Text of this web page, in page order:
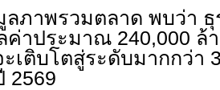
ลภาพรวมตลาด พบว่า
าประมาณ 240,000 ล้
เติบโตสู่ระดับมากกว่า
2569